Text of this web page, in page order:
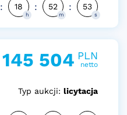
: 18
h
: 52
m
: 52
s
145 504 PLN
netto
Typ aukcji: licytacja